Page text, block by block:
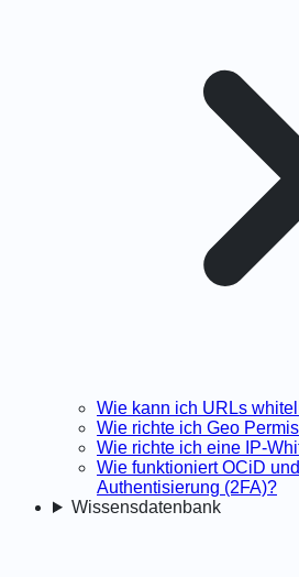
Wie kann ich URLs
Wie richte ich Geo
Wie richte ich eine IP-
Wie funktioniert OCiD
Authentisierung (2FA)?
Wissensdatenbank